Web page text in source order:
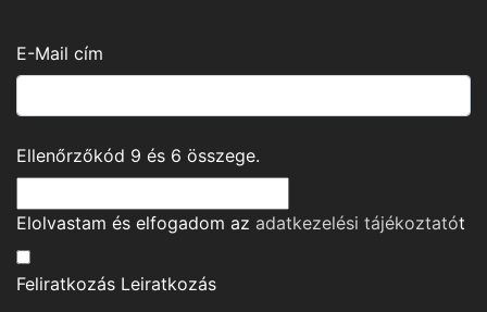
E-Mail cím
Ellenőrzőkód 9 és 6 összege.
Elolvastam és elfogadom az adatkezelési tájékoztatót
Feliratkozás Leiratkozás